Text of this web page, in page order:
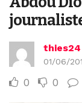
thies24
01/06/
0 0